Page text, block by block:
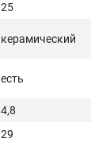
25
керамический
есть
4,8
29